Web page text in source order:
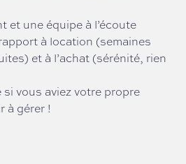
et une équipe à l’écoute
à location (semaines
et à l’achat (sérénité, rien
si vous aviez votre propre
à gérer !